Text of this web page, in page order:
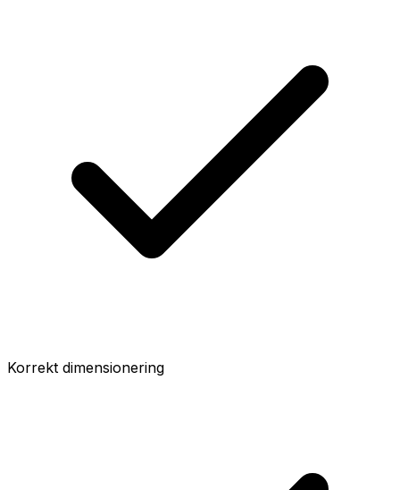
Korrekt dimensionering